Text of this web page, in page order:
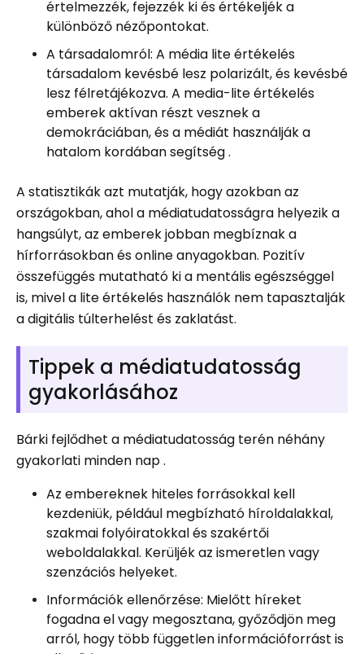
értelmezzék, fejezzék ki és értékeljék a
különböző nézőpontokat.
A társadalomról: A média lite értékelés
társadalom kevésbé lesz polarizált, és kevésbé
lesz félretájékozva. A media-lite értékelés
emberek aktívan részt vesznek a
demokráciában, és a médiát használják a
hatalom kordában segítség .
A statisztikák azt mutatják, hogy azokban az
országokban, ahol a médiatudatosságra helyezik a
hangsúlyt, az emberek jobban megbíznak a
hírforrásokban és online anyagokban. Pozitív
összefüggés mutatható ki a mentális egészséggel
is, mivel a lite értékelés használók nem tapasztalják
a digitális túlterhelést és zaklatást.
Tippek a médiatudatosság
gyakorlásához
Bárki fejlődhet a médiatudatosság terén néhány
gyakorlati minden nap .
Az embereknek hiteles forrásokkal kell
kezdeniük, például megbízható híroldalakkal,
szakmai folyóiratokkal és szakértői
weboldalakkal. Kerüljék az ismeretlen vagy
szenzációs helyeket.
Információk ellenőrzése: Mielőtt híreket
fogadna el vagy megosztana, győződjön meg
arról, hogy több független információforrást is